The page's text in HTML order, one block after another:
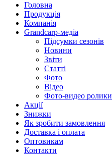
Головна
Продукція
Компанія
Grandcarp-медіа
Підсумки сезонів
Новини
Звіти
Статті
Фото
Відео
Фото-видео ролики
Акції
Знижки
Як зробити замовлення
Доставка і оплата
Оптовикам
Контакти